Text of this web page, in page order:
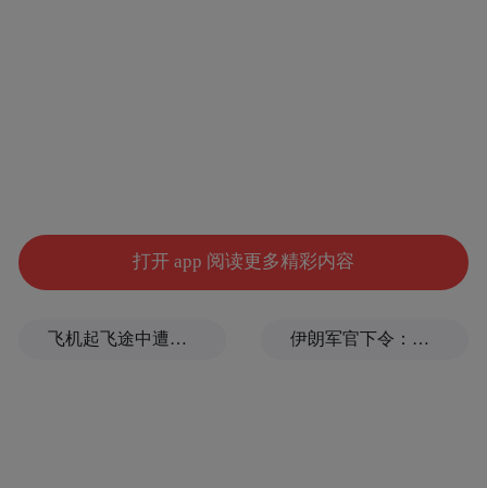
打开 app 阅读更多精彩内容
飞机起飞途中遭雷击！航班滞留3小时临时换机 伊朗军官下令：如果美军踏上我国领土，就砍掉他们脚！